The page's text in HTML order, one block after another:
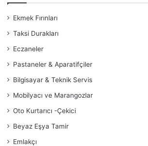
Ekmek Fırınları
Taksi Durakları
Eczaneler
Pastaneler & Aparatifçiler
Bilgisayar & Teknik Servis
Mobilyacı ve Marangozlar
Oto Kurtarıcı -Çekici
Beyaz Eşya Tamir
Emlakçı